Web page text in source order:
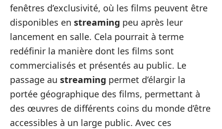
fenêtres d’exclusivité, où les films peuvent être
disponibles en streaming peu après leur
lancement en salle. Cela pourrait à terme
redéfinir la manière dont les films sont
commercialisés et présentés au public. Le
passage au streaming permet d’élargir la
portée géographique des films, permettant à
des œuvres de différents coins du monde d’être
accessibles à un large public. Avec ces